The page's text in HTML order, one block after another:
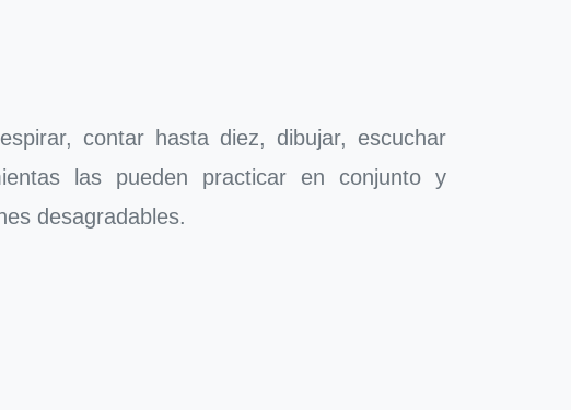
contar hasta diez, dibujar, escuchar
las pueden practicar en conjunto y
desagradables.